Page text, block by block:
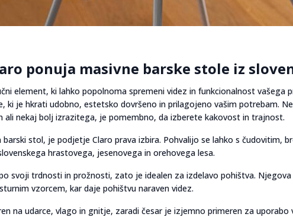
ponuja masivne barske stole iz
element, ki lahko popolnoma spremeni videz in funkcionalnost vašega
ki je hkrati udobno, estetsko dovršeno in prilagojeno vašim potrebam.
ali nekaj bolj izrazitega, je pomembno, da izberete kakovost in trajnost.
barski stol, je podjetje Claro prava izbira. Pohvalijo se lahko s čudovitim,
hrastovega, jesenovega in orehovega lesa.
svoji trdnosti in prožnosti, zato je idealen za izdelavo pohištva.
vzorcem, kar daje pohištvu naraven videz.
na udarce, vlago in gnitje, zaradi česar je izjemno primeren za uporabo